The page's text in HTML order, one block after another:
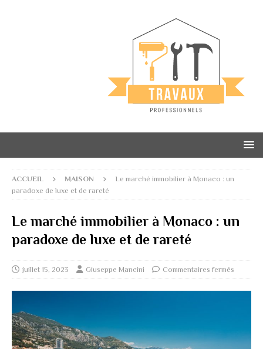
ACCUEIL MAISON
Le marché immobilier à Monaco : un
paradoxe de luxe et de rareté
Le marché immobilier à Monaco : un
paradoxe de luxe et de rareté
juillet 15, 2023 Giuseppe Mancini Commentaires fermés